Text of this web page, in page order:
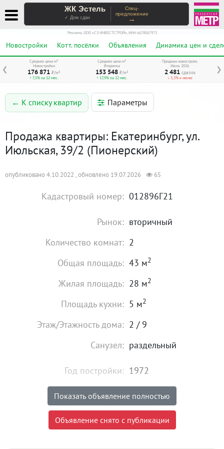
ЖК Эстель
✓ Дом сдан
Спец-
предложение
→
Реклама. ООО «СЗ ИНВЕСТСТРОЙ», ИНН 6678067973
Новостройки Котт. посёлки Объявления Динамика цен и
❮ ❯
Средняя цена м²
Новостройки
176 871 ₽/м²
↑ 7,5% за 12 мес.
Средняя цена м²
Вторичка
153 548 ₽/м²
↑ 17,9% за 12 мес.
Продажи новостроек
Июль 2026
2 481 сделок
↓ 5,3% к июню
← К списку квартир Параметры
Продажа квартиры: Екатеринбург, ул.
Июльская, 39/2 (Пионерский)
опубликовано 4.10.2022 , обновлено 19.07.2026 65
Кадастровый номер: 012896Г21
Рынок: вторичный
Количество комнат: 2
Общая площадь: 43 м2
Жилая площадь: 28 м2
Площадь кухни: 5 м2
Этаж/Этажность дома: 2 / 9
Санузел: раздельный
Год постройки: 1972
Состояние: хорошее
Цена: 4 690 000
Показать объявление полностью
Объявление снято с публикации